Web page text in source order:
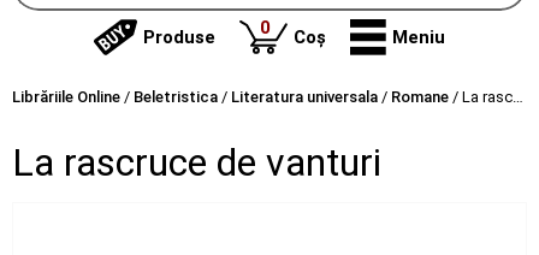
Produse 0produse
Coș Meniu
Librăriile Online / Beletristica / Literatura universala / Romane / La rascruce de vanturi
La rascruce de vanturi